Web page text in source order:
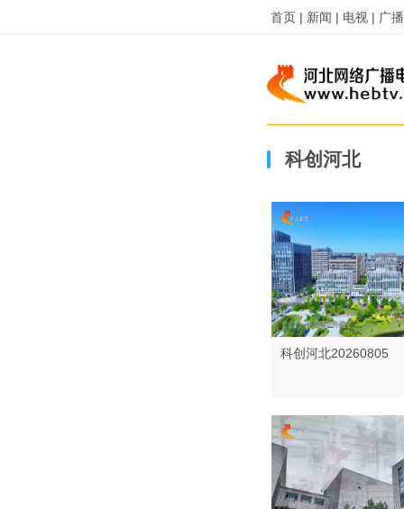
首页 | 新闻 | 电视 | 广
科创河北
科创河北20260805